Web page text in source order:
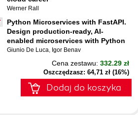
Werner Rall
Python Microservices with FastAPI.
Design production-ready, AI-
enabled microservices with Python
Giunio De Luca, Igor Benav
Cena zestawu: 332.29 zł
Oszczędzasz: 64,71 zł (16%)
Dodaj do koszyka